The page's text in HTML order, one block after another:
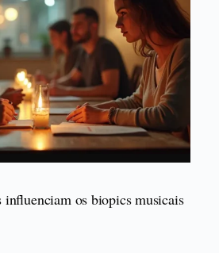
os biopics musicais